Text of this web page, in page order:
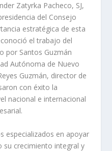
Zatyrka Pacheco, SJ,
del Consejo
estratégica de esta
el trabajo del
por Santos Guzmán
Autónoma de Nuevo
Guzmán, director de
con éxito la
nacional e internacional
especializados en apoyar
su crecimiento integral y